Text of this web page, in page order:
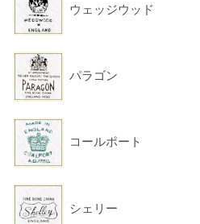
ウェッジウッド
パラゴン
コールポート
シェリー